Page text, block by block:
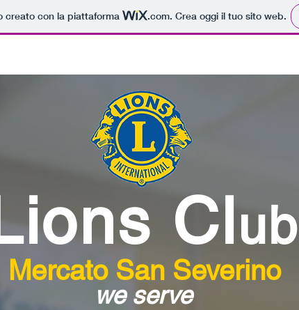
creato con la piattaforma .com. Crea oggi il tuo sito web.
Club
Mercato San Severino
we serve